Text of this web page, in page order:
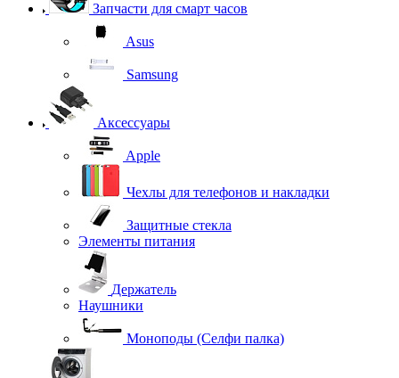
Запчасти для смарт часов
Asus
Samsung
Аксессуары
Apple
Чехлы для телефонов и накладки
Защитные стекла
Элементы питания
Держатель
Наушники
Моноподы (Селфи палка)